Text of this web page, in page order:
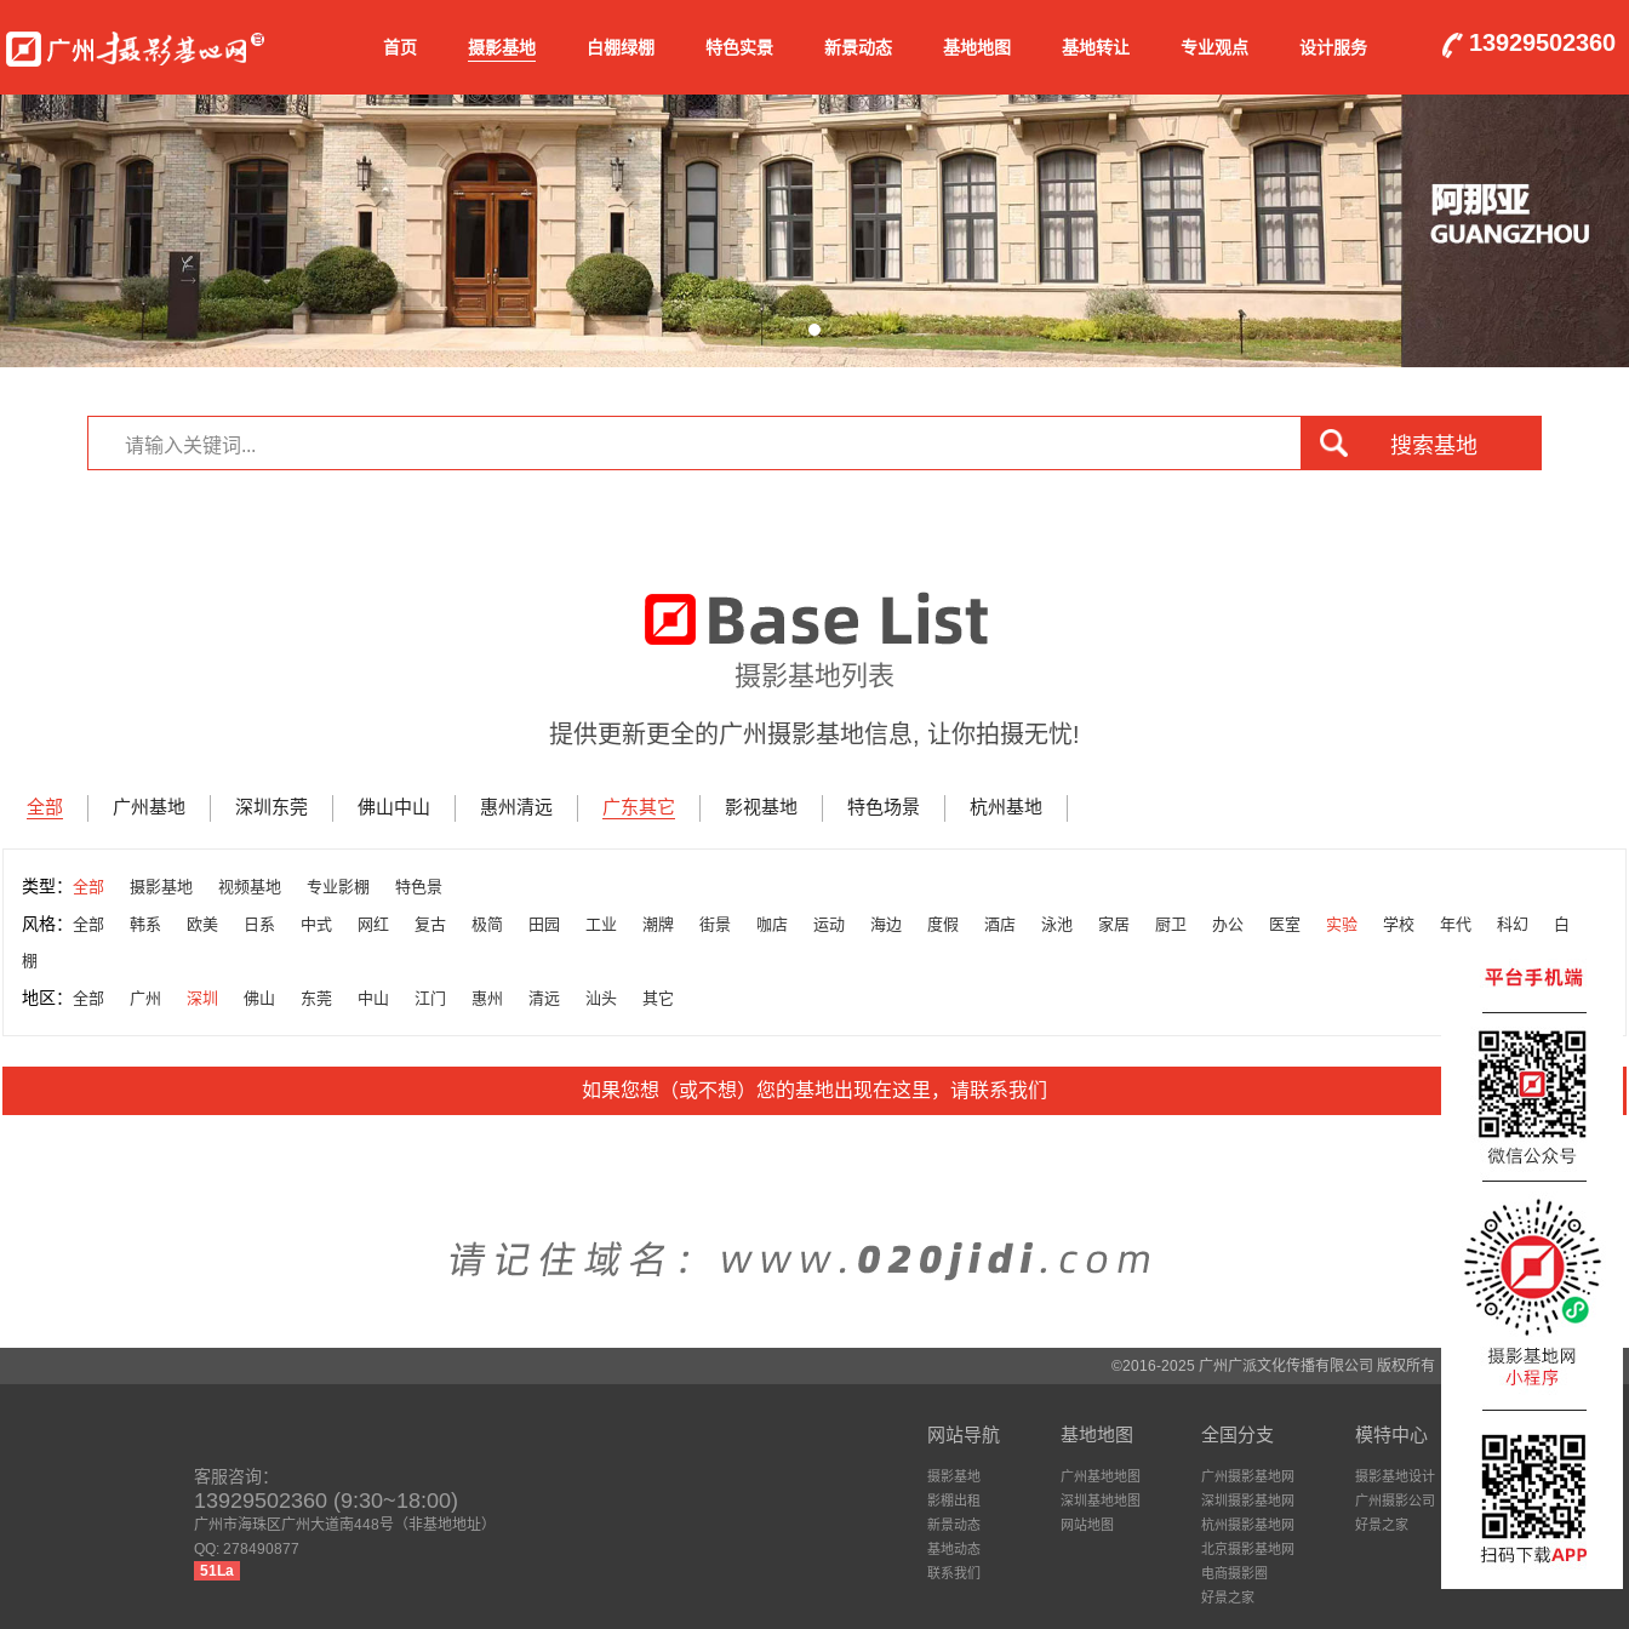
首页 摄影基地 白棚绿棚 特色实景 新景动态 基地地图 基地转让 专业观点 设计服务 13929502360
搜索基地
摄影基地列表
提供更新更全的广州摄影基地信息, 让你拍摄无忧!
全部 广州基地 深圳东莞 佛山中山 惠州清远 广东其它 影视基地 特色场景 杭州基地
类型： 全部 摄影基地 视频基地 专业影棚 特色景
风格： 全部 韩系 欧美 日系 中式 网红 复古 极简 田园 工业 潮牌 街景 咖店 运动 海边 度假 酒店 泳池 家居 厨卫 办公 医室 实验 学校 年代 科幻
白
棚
地区： 全部 广州 深圳 佛山 东莞 中山 江门 惠州 清远 汕头 其它
如果您想（或不想）您的基地出现在这里，请联系我们
©2016-2025 广州广派文化传播有限公司 版权所有
客服咨询：
13929502360 (9:30~18:00)
广州市海珠区广州大道南448号（非基地地址）
QQ: 278490877
51La
网站导航
摄影基地
影棚出租
新景动态
基地动态
联系我们
基地地图
广州基地地图
深圳基地地图
网站地图
全国分支
广州摄影基地网
深圳摄影基地网
杭州摄影基地网
北京摄影基地网
电商摄影圈
好景之家
模特中心
摄影基地设计
广州摄影公司
好景之家